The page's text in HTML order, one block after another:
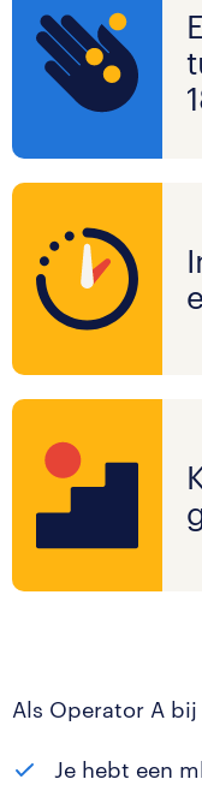
Als Operator A
Je hebt een